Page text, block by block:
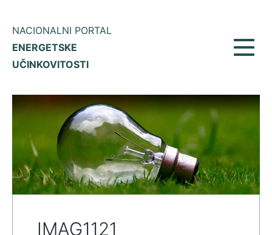
NACIONALNI PORTAL
ENERGETSKE
UČINKOVITOSTI
IMAG1121